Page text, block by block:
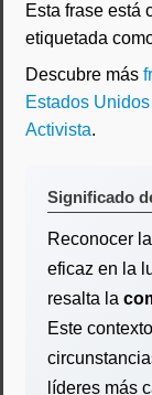
Esta frase está
etiquetada
Descubre más
Estados Unidos
Activista.
Significado
Reconocer
eficaz en la
resalta la
Este
líderes más